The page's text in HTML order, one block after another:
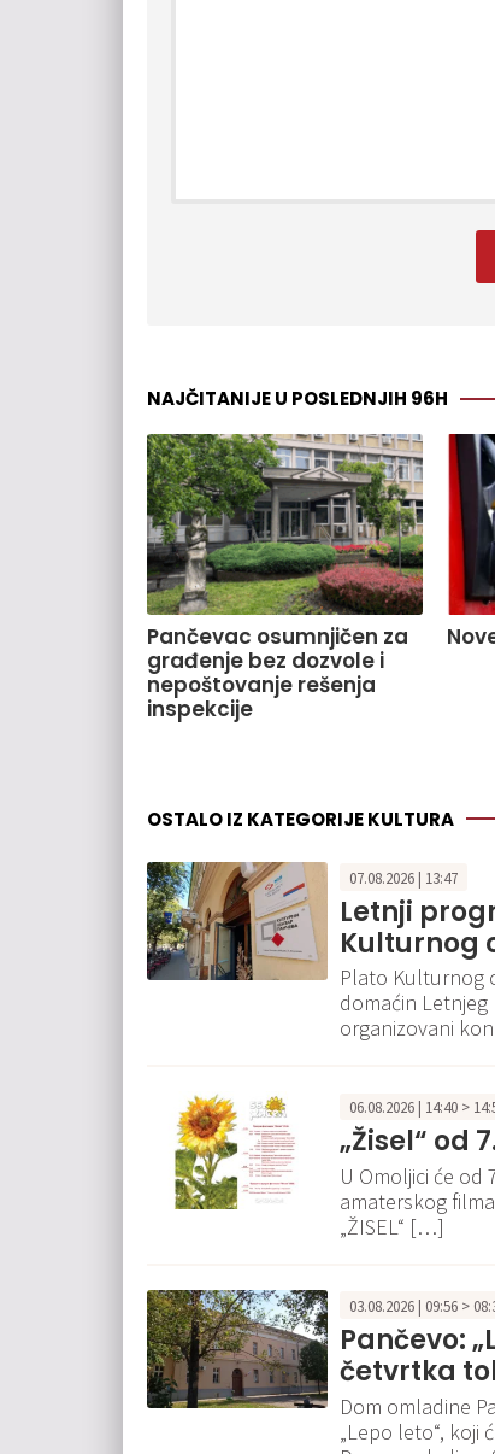
NAJČITANIJE U POSLEDNJIH 96H
Pančevac osumnjičen za
građenje bez dozvole i
nepoštovanje rešenja
inspekcije
OSTALO IZ KATEGORIJE KULTURA
07.08.2026 | 13:47
Letnji
Kulturnog
Plato Kulturnog
domaćin Letnjeg
organizovani
06.08.2026 | 14:40 >
„Žisel“ od
U Omoljici će od
amaterskog
„ŽISEL“ […]
03.08.2026 | 09:56 >
Pančevo:
četvrtka
Dom omladine
„Lepo leto“, koji